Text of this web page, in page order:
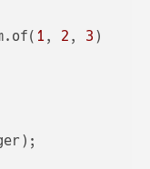
1, 2 , 3 )